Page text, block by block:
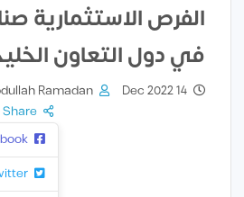
الفرص الاستثمارية
في دول التعاون
14 Dec 2022
Ramadan
Share